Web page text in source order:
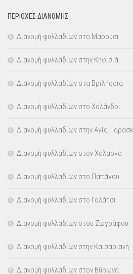
ΠΕΡΙΟΧΕΣ ΔΙΑΝΟΜΗΣ
Διανομή φυλλαδίων στο Μαρούσι
Διανομή φυλλαδίων στην Κηφισιά
Διανομή φυλλαδίων στα Βριλήσσια
Διανομή φυλλαδίων στο Χαλάνδρι
Διανομή φυλλαδίων στην Αγία
Διανομή φυλλαδίων στον Χολαργό
Διανομή φυλλαδίων στο Παπάγου
Διανομή φυλλαδίων στο Γαλάτσι
Διανομή φυλλαδίων στου Ζωγράφου
Διανομή φυλλαδίων στην Καισαριανή
Διανομή φυλλαδίων στον Βύρωνα